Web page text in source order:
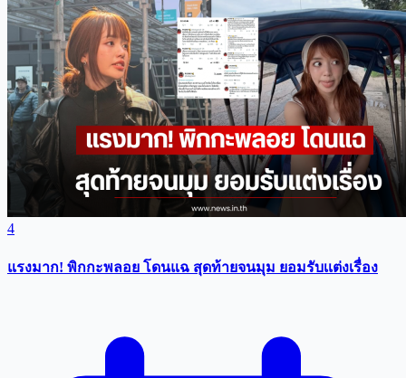
4
แรงมาก! พิกกะพลอย โดนแฉ สุดท้ายจนมุม ยอมรับเเต่งเรื่อง